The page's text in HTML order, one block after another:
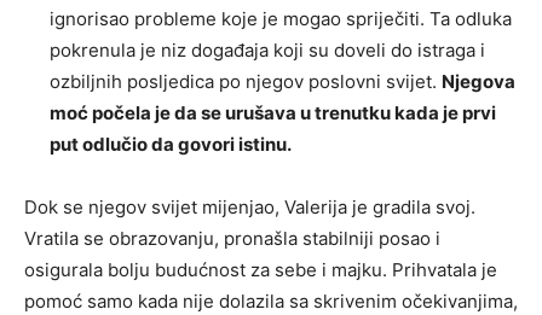
ignorisao probleme koje je mogao spriječiti. Ta odluka
pokrenula je niz događaja koji su doveli do istraga i
ozbiljnih posljedica po njegov poslovni svijet. Njegova
moć počela je da se urušava u trenutku kada je prvi
put odlučio da govori istinu.
Dok se njegov svijet mijenjao, Valerija je gradila svoj.
Vratila se obrazovanju, pronašla stabilniji posao i
osigurala bolju budućnost za sebe i majku. Prihvatala je
pomoć samo kada nije dolazila sa skrivenim očekivanjima,